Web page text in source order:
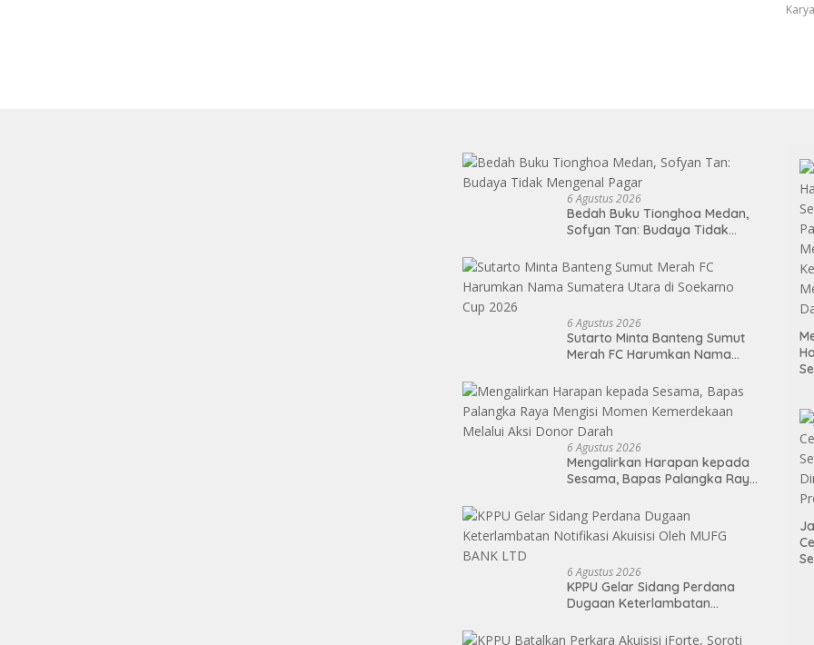
6 Agustus 2026
Bedah Buku Tionghoa Medan,
Sofyan Tan: Budaya Tidak
6 Agustus 2026
Sutarto Minta Banteng Sumut
Merah FC Harumkan Nama
Cup 2026
6 Agustus 2026
Mengalirkan Harapan kepada
Sesama, Bapas Palangka Raya
Melalui Aksi Donor Darah
6 Agustus 2026
KPPU Gelar Sidang Perdana
Dugaan Keterlambatan
BANK LTD